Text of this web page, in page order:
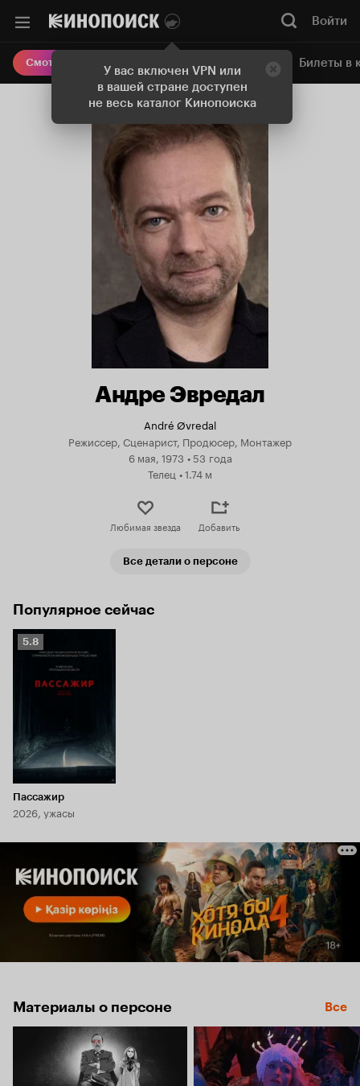
У вас включен VPN или
в вашей стране доступен
не весь каталог Кинопоиска
Войти
Смотреть кино Онлайн-кинотеатр Билеты в
Андре Эвредал
André Øvredal
Режиссер, Сценарист, Продюсер, Монтажер
6 мая, 1973 •53 года
Телец •1.74 м
Любимая звезда Добавить
Все детали о персоне
Популярное сейчас
Рейтинг
Кинопоиска
5.8
Пассажир
2026, ужасы
Материалы о персоне Все